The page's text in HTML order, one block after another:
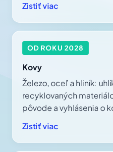
Zistiť viac
OD ROKU 2028
Kovy
Železo, oceľ a hliník:
recyklovaných
pôvode a vyhlásenia o
Zistiť viac